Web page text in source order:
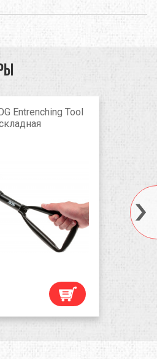
Entrenching Tool